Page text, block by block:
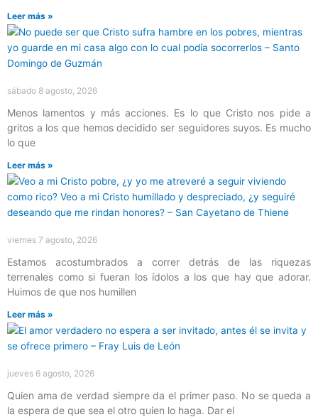
Leer más »
sábado 8 agosto, 2026
Menos lamentos y más acciones. Es lo que Cristo nos pide a
gritos a los que hemos decidido ser seguidores suyos. Es mucho
lo que
Leer más »
viernes 7 agosto, 2026
Estamos acostumbrados a correr detrás de las riquezas
terrenales como si fueran los ídolos a los que hay que adorar.
Huimos de que nos humillen
Leer más »
jueves 6 agosto, 2026
Quien ama de verdad siempre da el primer paso. No se queda a
la espera de que sea el otro quien lo haga. Dar el